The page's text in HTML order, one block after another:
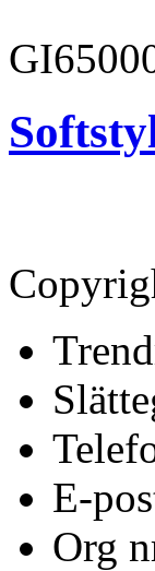
E-
Org